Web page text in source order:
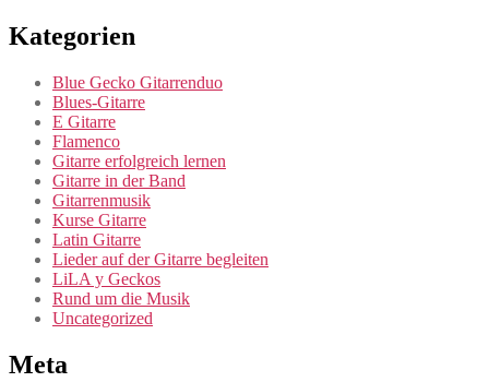
Kategorien
Blue Gecko Gitarrenduo
Blues-Gitarre
E Gitarre
Flamenco
Gitarre erfolgreich lernen
Gitarre in der Band
Gitarrenmusik
Kurse Gitarre
Latin Gitarre
Lieder auf der Gitarre begleiten
LiLA y Geckos
Rund um die Musik
Uncategorized
Meta